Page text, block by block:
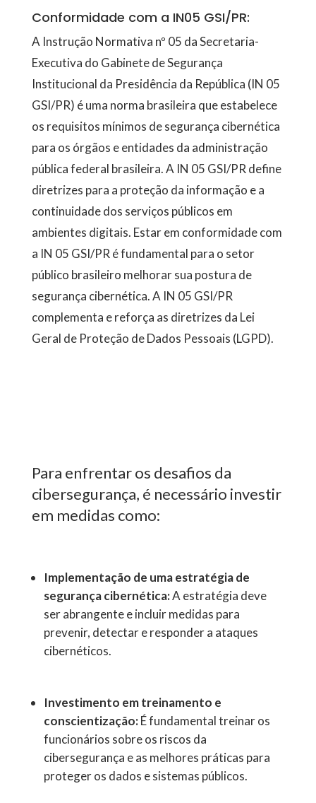
Conformidade com a IN05 GSI/PR:
A Instrução Normativa nº 05 da Secretaria-
Executiva do Gabinete de Segurança
Institucional da Presidência da República (IN 05
GSI/PR) é uma norma brasileira que estabelece
os requisitos mínimos de segurança cibernética
para os órgãos e entidades da administração
pública federal brasileira. A IN 05 GSI/PR define
diretrizes para a proteção da informação e a
continuidade dos serviços públicos em
ambientes digitais. Estar em conformidade com
a IN 05 GSI/PR é fundamental para o setor
público brasileiro melhorar sua postura de
segurança cibernética. A IN 05 GSI/PR
complementa e reforça as diretrizes da Lei
Geral de Proteção de Dados Pessoais (LGPD).
Para enfrentar os desafios da
cibersegurança, é necessário investir
em medidas como:
Implementação de uma estratégia de
segurança cibernética:A estratégia deve
ser abrangente e incluir medidas para
prevenir, detectar e responder a ataques
cibernéticos.
Investimento em treinamento e
conscientização:É fundamental treinar os
funcionários sobre os riscos da
cibersegurança e as melhores práticas para
proteger os dados e sistemas públicos.